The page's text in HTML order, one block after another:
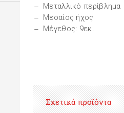
Μεταλλικό περίβλημα
Μεσαίος ήχος
Μέγεθος: 9εκ.
Σχετικά προϊόντα